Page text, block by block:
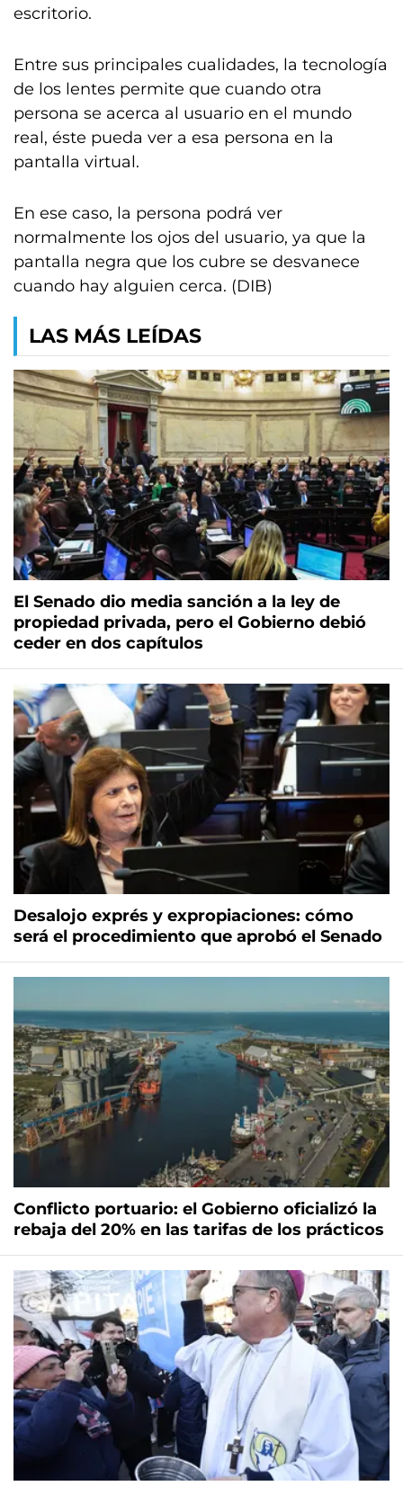
escritorio.
Entre sus principales cualidades, la tecnología
de los lentes permite que cuando otra
persona se acerca al usuario en el mundo
real, éste pueda ver a esa persona en la
pantalla virtual.
En ese caso, la persona podrá ver
normalmente los ojos del usuario, ya que la
pantalla negra que los cubre se desvanece
cuando hay alguien cerca. (DIB)
LAS MÁS LEÍDAS
El Senado dio media sanción a la ley de
propiedad privada, pero el Gobierno debió
ceder en dos capítulos
Desalojo exprés y expropiaciones: cómo
será el procedimiento que aprobó el Senado
Conflicto portuario: el Gobierno oficializó la
rebaja del 20% en las tarifas de los prácticos